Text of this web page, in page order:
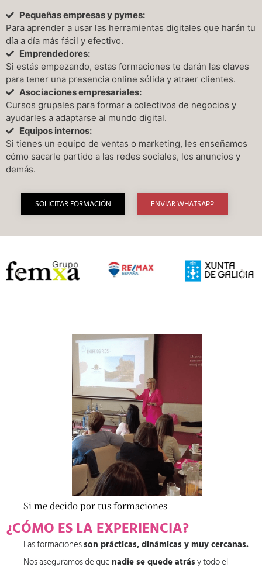
Pequeñas empresas y pymes:
Para aprender a usar las herramientas digitales que harán tu
día a día más fácil y efectivo.
Emprendedores:
Si estás empezando, estas formaciones te darán las claves
para tener una presencia online sólida y atraer clientes.
Asociaciones empresariales:
Cursos grupales para formar a colectivos de negocios y
ayudarles a adaptarse al mundo digital.
Equipos internos:
Si tienes un equipo de ventas o marketing, les enseñamos
cómo sacarle partido a las redes sociales, los anuncios y
demás.
SOLICITAR FORMACIÓN ENVIAR WHATSAPP
Si me decido por tus formaciones
¿CÓMO ES LA EXPERIENCIA?
Las formacionesson prácticas, dinámicas y muy cercanas.
Nos aseguramos de que nadie se quede atrásy todo el